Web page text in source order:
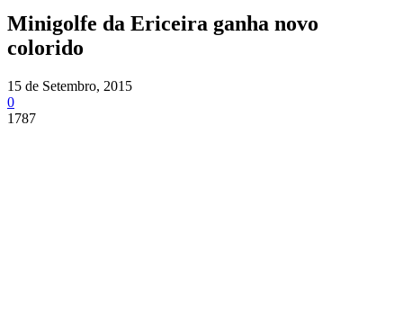
Minigolfe da Ericeira ganha novo
colorido
15 de Setembro, 2015
0
1787